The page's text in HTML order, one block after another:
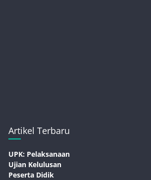
Artikel Terbaru
UPK: Pelaksanaan
Ujian Kelulusan
Peserta Didik